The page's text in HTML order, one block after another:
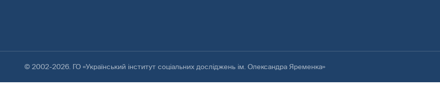
© 2002-2026. ГО «Український інститут соціальних досліджень ім. Олександра Яременка»